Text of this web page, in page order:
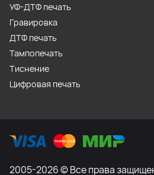
УФ-ДТФ печать
Гравировка
ДТФ печать
Тампопечать
Тиснение
Цифровая печать
2005-2026 © Все права